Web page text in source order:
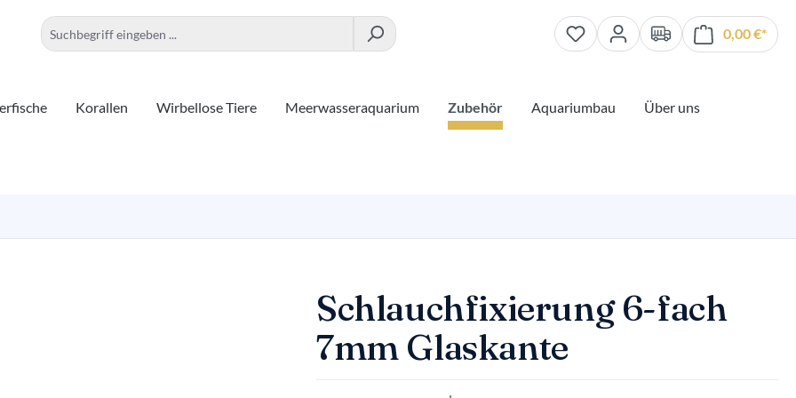
0,00 €*
Korallen Wirbellose Tiere Meerwasseraquarium Zubehör Aquariumbau
Über uns
Schlauchfixierung 6-fach
7mm Glaskante